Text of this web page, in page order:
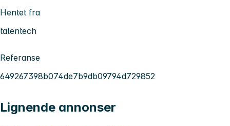
Hentet fra
talentech
Referanse
649267398b074de7b9db09794d729852
Lignende annonser